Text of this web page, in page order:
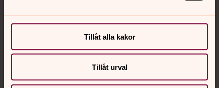
Tillåt alla kakor
Tillåt urval
Hitta snabbt
Sociala kanaler